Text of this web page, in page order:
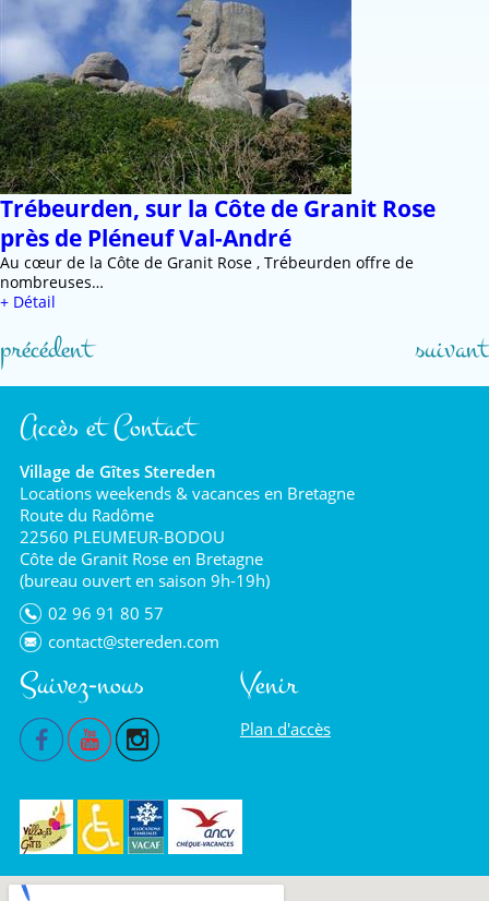
Trébeurden, sur la Côte de Granit Rose
près de Pléneuf Val-André
Au cœur de la Côte de Granit Rose , Trébeurden offre de
nombreuses…
+ Détail
suivant
précédent
Accès et Contact
Village de Gîtes Stereden
Locations weekends & vacances en Bretagne
Route du Radôme
22560 PLEUMEUR-BODOU
Côte de Granit Rose en Bretagne
(bureau ouvert en saison 9h-19h)
02 96 91 80 57
contact@stereden.com
Suivez-nous Venir
Plan d'accès